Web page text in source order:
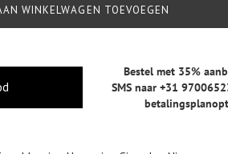
WINKELWAGEN TOEVOEGEN
Bestel met 35%
SMS naar +31